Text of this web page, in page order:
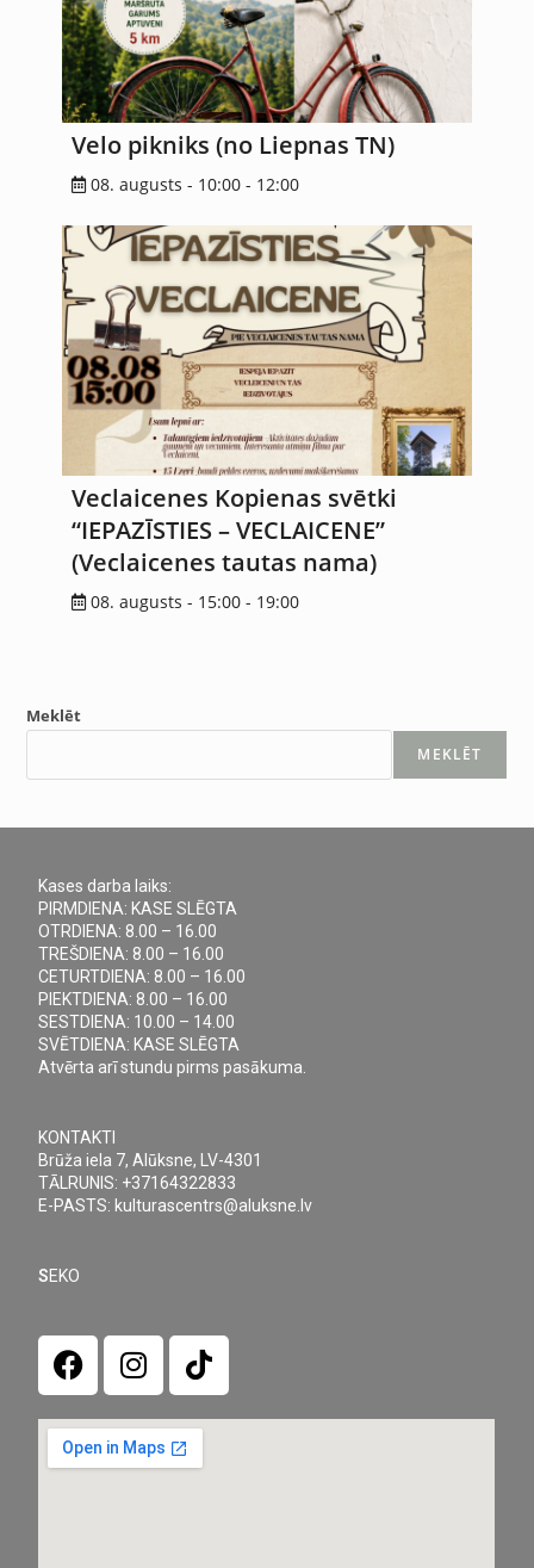
Velo pikniks (no Liepnas TN)
08. augusts - 10:00 - 12:00
Veclaicenes Kopienas svētki
“IEPAZĪSTIES – VECLAICENE”
(Veclaicenes tautas nama)
08. augusts - 15:00 - 19:00
Meklēt
MEKLĒT
Kases darba laiks:
PIRMDIENA: KASE SLĒGTA
OTRDIENA: 8.00 – 16.00
TREŠDIENA: 8.00 – 16.00
CETURTDIENA: 8.00 – 16.00
PIEKTDIENA: 8.00 – 16.00
SESTDIENA: 10.00 – 14.00
SVĒTDIENA: KASE SLĒGTA
Atvērta arī stundu pirms pasākuma.
KONTAKTI
Brūža iela 7, Alūksne, LV-4301
TĀLRUNIS: +37164322833
E-PASTS: kulturascentrs@aluksne.lv
SEKO